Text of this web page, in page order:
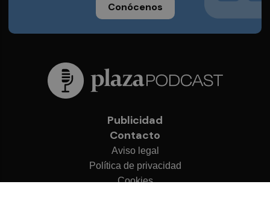
Conócenos
Publicidad
Contacto
Aviso legal
Política de privacidad
Cookies